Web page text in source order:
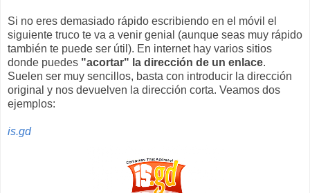
Si no eres demasiado rápido escribiendo en el móvil el
siguiente truco te va a venir genial (aunque seas muy rápido
también te puede ser útil). En internet hay varios sitios
donde puedes "acortar" la dirección de un enlace.
Suelen ser muy sencillos, basta con introducir la dirección
original y nos devuelven la dirección corta. Veamos dos
ejemplos:
is.gd